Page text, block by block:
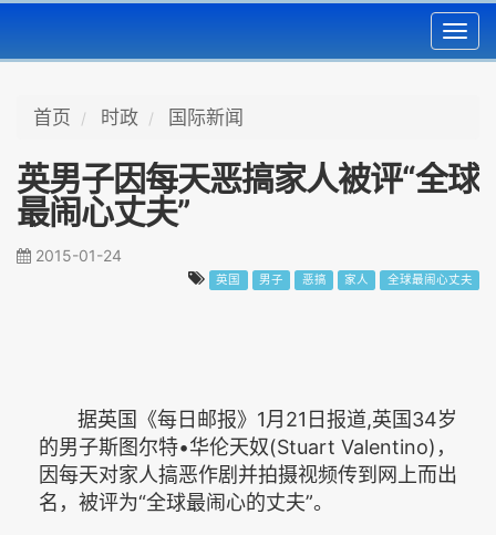
首页 时政 国际新闻
英男子因每天恶搞家人被评“全球
最闹心丈夫”
2015-01-24
英国 男子 恶搞 家人 全球最闹心丈夫
据英国《每日邮报》1月21日报道,英国34岁
的男子斯图尔特•华伦天奴(Stuart Valentino)，
因每天对家人搞恶作剧并拍摄视频传到网上而出
名，被评为“全球最闹心的丈夫”。